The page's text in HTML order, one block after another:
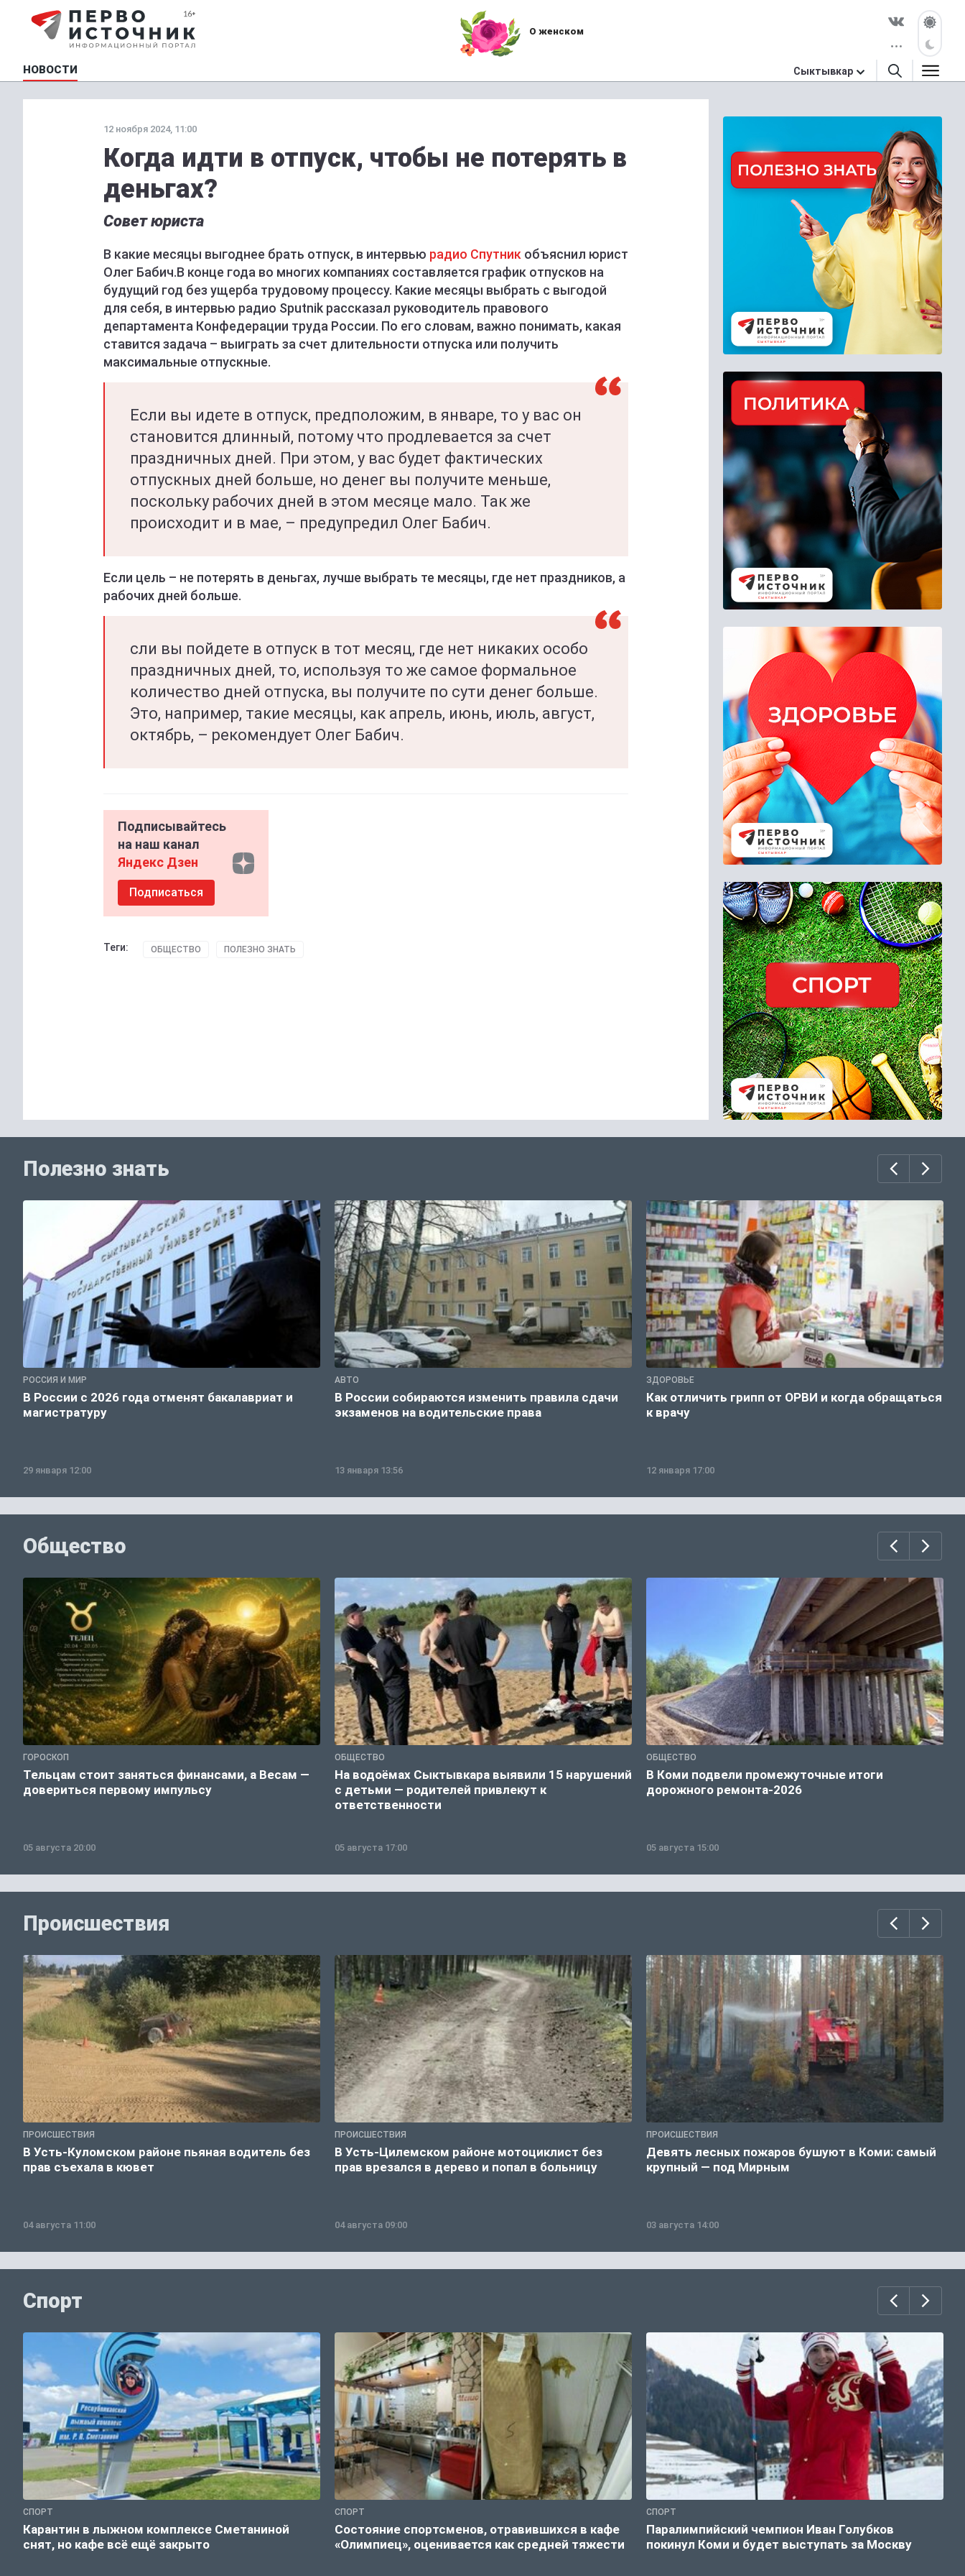
О женском
НОВОСТИ Сыктывкар
12 ноября 2024, 11:00
Когда идти в отпуск, чтобы не потерять в
деньгах?
Совет юриста
В какие месяцы выгоднее брать отпуск, в интервью радио Спутник объяснил юрист
Олег Бабич.В конце года во многих компаниях составляется график отпусков на
будущий год без ущерба трудовому процессу. Какие месяцы выбрать с выгодой
для себя, в интервью радио Sputnik рассказал руководитель правового
департамента Конфедерации труда России. По его словам, важно понимать, какая
ставится задача – выиграть за счет длительности отпуска или получить
максимальные отпускные.
Если вы идете в отпуск, предположим, в январе, то у вас он
становится длинный, потому что продлевается за счет
праздничных дней. При этом, у вас будет фактических
отпускных дней больше, но денег вы получите меньше,
поскольку рабочих дней в этом месяце мало. Так же
происходит и в мае, – предупредил Олег Бабич.
Если цель – не потерять в деньгах, лучше выбрать те месяцы, где нет праздников, а
рабочих дней больше.
сли вы пойдете в отпуск в тот месяц, где нет никаких особо
праздничных дней, то, используя то же самое формальное
количество дней отпуска, вы получите по сути денег больше.
Это, например, такие месяцы, как апрель, июнь, июль, август,
октябрь, – рекомендует Олег Бабич.
Подписывайтесь
на наш канал
Яндекс Дзен
Подписаться
Теги: ОБЩЕСТВО ПОЛЕЗНО ЗНАТЬ
Полезно знать
РОССИЯ И МИР
В России с 2026 года отменят бакалавриат и
магистратуру
29 января 12:00
АВТО
В России собираются изменить правила сдачи
экзаменов на водительские права
13 января 13:56
ЗДОРОВЬЕ
Как отличить грипп от ОРВИ и когда обращаться
к врачу
12 января 17:00
Общество
ГОРОСКОП
Тельцам стоит заняться финансами, а Весам —
довериться первому импульсу
05 августа 20:00
ОБЩЕСТВО
На водоёмах Сыктывкара выявили 15 нарушений
с детьми — родителей привлекут к
ответственности
05 августа 17:00
ОБЩЕСТВО
В Коми подвели промежуточные итоги
дорожного ремонта-2026
05 августа 15:00
Происшествия
ПРОИСШЕСТВИЯ
В Усть-Куломском районе пьяная водитель без
прав съехала в кювет
04 августа 11:00
ПРОИСШЕСТВИЯ
В Усть-Цилемском районе мотоциклист без
прав врезался в дерево и попал в больницу
04 августа 09:00
ПРОИСШЕСТВИЯ
Девять лесных пожаров бушуют в Коми: самый
крупный — под Мирным
03 августа 14:00
Спорт
СПОРТ
Карантин в лыжном комплексе Сметаниной
снят, но кафе всё ещё закрыто
СПОРТ
Состояние спортсменов, отравившихся в кафе
«Олимпиец», оценивается как средней тяжести
СПОРТ
Паралимпийский чемпион Иван Голубков
покинул Коми и будет выступать за Москву